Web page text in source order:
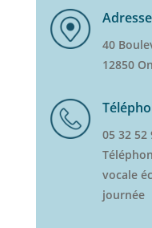
Adresse
40
12850
05 32 52
vocale
journée